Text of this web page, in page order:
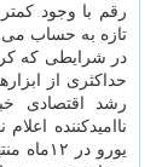
رقم با وجود
تازه به حساب می
در شرایطی که
حداکثری از
رشد اقتصادی